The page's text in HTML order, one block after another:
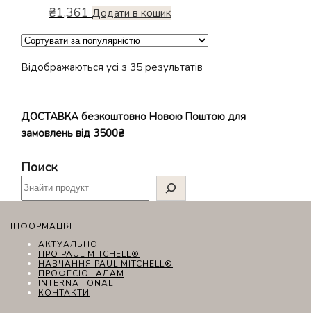
₴1,361 Додати в кошик
Відображаються усі з 35 результатів
ДОСТАВКА безкоштовно Новою Поштою для
замовлень від 3500₴
Поиск
ІНФОРМАЦІЯ
АКТУАЛЬНО
ПРО PAUL MITCHELL®
НАВЧАННЯ PAUL MITCHELL®
ПРОФЕСІОНАЛАМ
INTERNATIONAL
КОНТАКТИ